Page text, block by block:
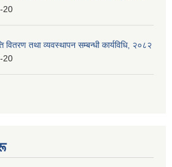
20
वितरण तथा व्यवस्थापन सम्बन्धी कार्यविधि, २०८२
20